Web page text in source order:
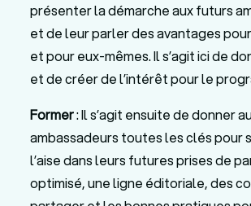
présenter la démarche aux futurs
et de leur parler des avantages
et pour eux-mêmes. Il s’agit ici de
et de créer de l’intérêt pour le
Former: Il s’agit ensuite de donner
ambassadeurs toutes les clés pour
l’aise dans leurs futures prises de
optimisé, une ligne éditoriale, des